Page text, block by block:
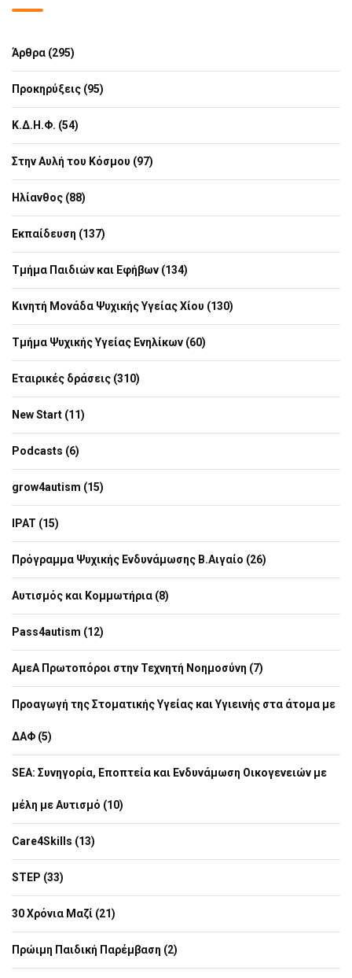
Άρθρα (295)
Προκηρύξεις (95)
Κ.Δ.Η.Φ. (54)
Στην Αυλή του Κόσμου (97)
Ηλίανθος (88)
Εκπαίδευση (137)
Τμήμα Παιδιών και Εφήβων (134)
Κινητή Μονάδα Ψυχικής Υγείας Χίου (130)
Τμήμα Ψυχικής Υγείας Ενηλίκων (60)
Εταιρικές δράσεις (310)
New Start (11)
Podcasts (6)
grow4autism (15)
IPAT (15)
Πρόγραμμα Ψυχικής Ενδυνάμωσης Β.Αιγαίο (26)
Αυτισμός και Κομμωτήρια (8)
Pass4autism (12)
ΑμεΑ Πρωτοπόροι στην Τεχνητή Νοημοσύνη (7)
Προαγωγή της Στοματικής Υγείας και Υγιεινής στα άτομα με
ΔΑΦ (5)
SEA: Συνηγορία, Εποπτεία και Ενδυνάμωση Οικογενειών με
μέλη με Αυτισμό (10)
Care4Skills (13)
STEP (33)
30 Χρόνια Μαζί (21)
Πρώιμη Παιδική Παρέμβαση (2)